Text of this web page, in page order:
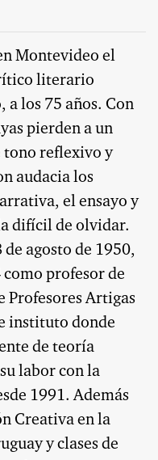
Montevideo el
literario
los 75 años. Con
pierden a un
tono reflexivo y
audacia los
el ensayo y
difícil de olvidar.
agosto de 1950,
profesor de
Artigas
instituto donde
de teoría
labor con la
1991. Además
Creativa en la
y clases de